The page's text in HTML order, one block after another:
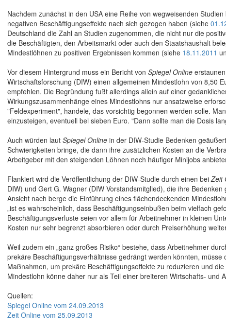
Nachdem zunächst in den USA eine Reihe von wegweisenden
negativen Beschäftigungseffekte nach sich gezogen haben (siehe
Deutschland die Zahl an Studien zugenommen, die nicht nur die
die Beschäftigten, den Arbeitsmarkt oder auch den Staatshaushalt
Mindestlöhnen zu positiven Ergebnissen kommen (siehe 18.11.2011
Vor diesem Hintergrund muss ein Bericht von Spiegel Online
Wirtschaftsforschung (DIW) einen allgemeinen Mindestlohn von 8,50
empfehlen. Die Begründung fußt allerdings allein auf einer
Wirkungszusammenhänge eines Mindestlohns nur ansatzweise
"Feldexperiment", handele, das vorsichtig begonnen werden solle.
einzusteigen, eventuell bei sieben Euro. "Dann sollte man die Dosis
Auch würden laut Spiegel Online in der DIW-Studie Bedenken
Schwierigkeiten bringe, die dann ihre zusätzlichen Kosten an die
Arbeitgeber mit den steigenden Löhnen noch häufiger Minijobs
Flankiert wird die Veröffentlichung der DIW-Studie durch einen beiZeit
DIW) und Gert G. Wagner (DIW Vorstandsmitglied), die ihre
Ansicht nach berge die Einführung eines flächendeckenden
„ist es wahrscheinlich, dass Beschäftigungseinbußen beim vielfach
Beschäftigungsverluste seien vor allem für Arbeitnehmer in kleinen
Kosten nur sehr begrenzt absorbieren oder durch Preiserhöhung
Weil zudem ein „ganz großes Risiko“ bestehe, dass Arbeitnehmer
prekäre Beschäftigungsverhältnisse gedrängt werden könnten,
Maßnahmen, um prekäre Beschäftigungseffekte zu reduzieren und
Mindestlohn könne daher nur als Teil einer breiteren Wirtschafts- und
Quellen:
Spiegel Online vom 24.09.2013
Zeit Online vom 25.09.2013